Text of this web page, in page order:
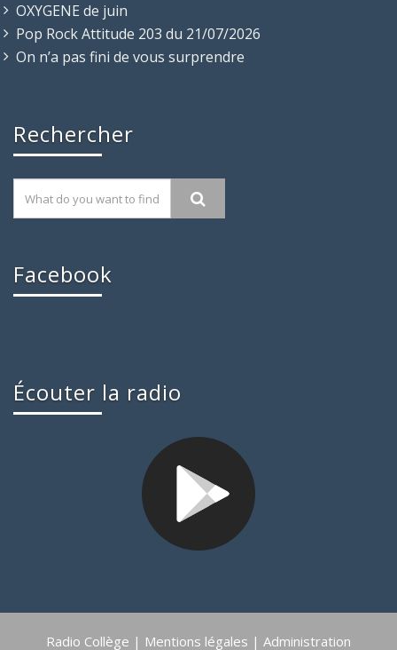
OXYGENE de juin
Pop Rock Attitude 203 du 21/07/2026
On n’a pas fini de vous surprendre
Rechercher
Facebook
Écouter la radio
Radio Collège | Mentions légales | Administration